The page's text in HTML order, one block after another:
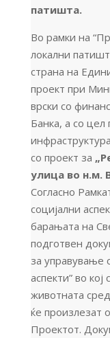
патишта.
Во рамки на
локални
страна на
проект при
врски со
Банка, а со
со проект за
улица во н.м.
Согласно
социјални
барањата на
подготвен
за управување
аспекти” во
животната
ќе произлезат
Проектот.